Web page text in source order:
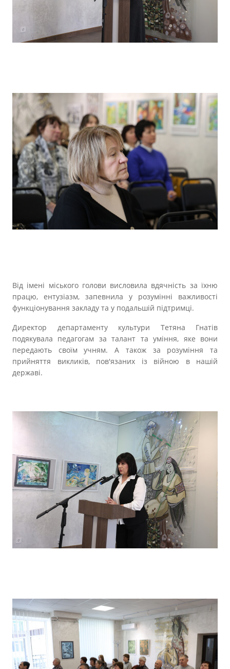
Від імені міського голови висловила вдячність за їхню
працю, ентузіазм, запевнила у розумінні важливості
функціонування закладу та у подальшій підтримці.
Директор департаменту культури Тетяна Гнатів
подякувала педагогам за талант та уміння, яке вони
передають своїм учням. А також за розуміння та
прийняття викликів, пов'язаних із війною в нашій
державі.